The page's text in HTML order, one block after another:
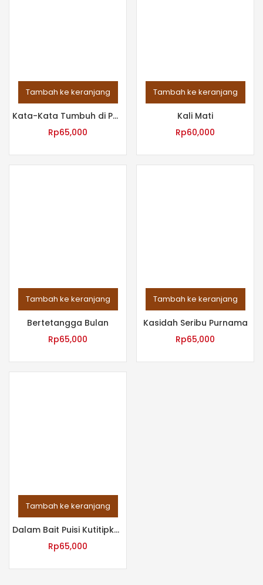
Tambah ke keranjang
Kata-Kata Tumbuh di Pagi yang Ranum
Rp65,000
Tambah ke keranjang
Kali Mati
Rp60,000
Tambah ke keranjang
Bertetangga Bulan
Rp65,000
Tambah ke keranjang
Kasidah Seribu Purnama
Rp65,000
Tambah ke keranjang
Dalam Bait Puisi Kutitipkan Segenggam Kenangan dan Kasih Sayang
Rp65,000